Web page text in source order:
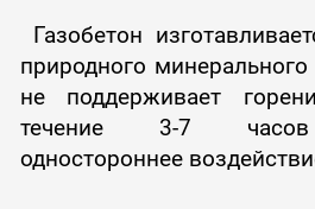
Газобетон
природного
не поддерживает
течение 3-7 часов
одностороннее